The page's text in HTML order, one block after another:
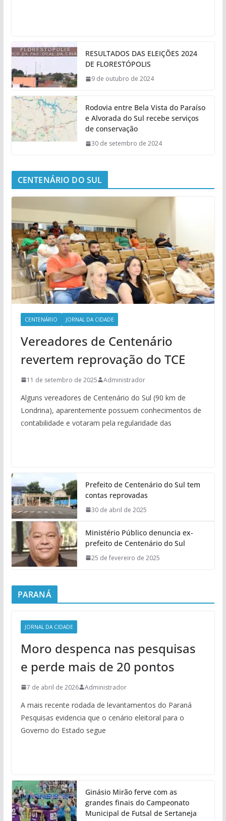
RESULTADOS DAS ELEIÇÕES 2024
DE FLORESTÓPOLIS
9 de outubro de 2024
Rodovia entre Bela Vista do Paraíso
e Alvorada do Sul recebe serviços
de conservação
30 de setembro de 2024
CENTENÁRIO DO SUL
CENTENÁRIO JORNAL DA CIDADE
Vereadores de Centenário
revertem reprovação do TCE
11 de setembro de 2025 Administrador
Alguns vereadores de Centenário do Sul (90 km de
Londrina), aparentemente possuem conhecimentos de
contabilidade e votaram pela regularidade das
Prefeito de Centenário do Sul tem
contas reprovadas
30 de abril de 2025
Ministério Público denuncia ex-
prefeito de Centenário do Sul
25 de fevereiro de 2025
PARANÁ
JORNAL DA CIDADE
Moro despenca nas pesquisas
e perde mais de 20 pontos
7 de abril de 2026 Administrador
A mais recente rodada de levantamentos do Paraná
Pesquisas evidencia que o cenário eleitoral para o
Governo do Estado segue
Ginásio Mirão ferve com as
grandes finais do Campeonato
Municipal de Futsal de Sertaneja